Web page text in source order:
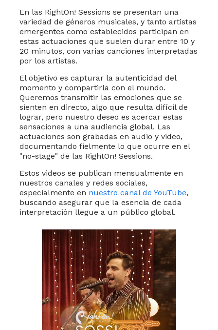
En las RightOn! Sessions se presentan una
variedad de géneros musicales, y tanto artistas
emergentes como establecidos participan en
estas actuaciones que suelen durar entre 10 y
20 minutos, con varias canciones interpretadas
por los artistas.
El objetivo es capturar la autenticidad del
momento y compartirla con el mundo.
Queremos transmitir las emociones que se
sienten en directo, algo que resulta difícil de
lograr, pero nuestro deseo es acercar estas
sensaciones a una audiencia global. Las
actuaciones son grabadas en audio y video,
documentando fielmente lo que ocurre en el
"no-stage" de las RightOn! Sessions.
Estos videos se publican mensualmente en
nuestros canales y redes sociales,
especialmente en nuestro canal de YouTube,
buscando asegurar que la esencia de cada
interpretación llegue a un público global.